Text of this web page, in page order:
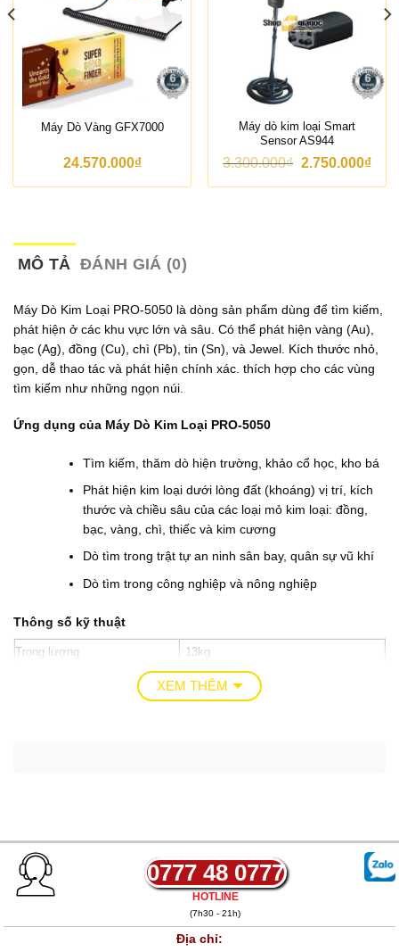
Máy Dò Vàng GFX7000
24.570.000₫
Máy dò kim loại Smart
Sensor AS944
3.300.000₫ G
á
.
3
0
0
0
2.750.000₫G
á
l
à
:
2
7
0
.
MÔ TẢ ĐÁNH GIÁ (0)
Máy Dò Kim Loại PRO-5050 là dòng sản phẩm dùng để tìm kiếm,
phát hiện ở các khu vực lớn và sâu. Có thể phát hiện vàng (Au),
bạc (Ag), đồng (Cu), chì (Pb), tin (Sn), và Jewel. Kích thước nhỏ,
gọn, dễ thao tác và phát hiện chính xác. thích hợp cho các vùng
tìm kiếm như những ngọn núi.
Ứng dụng của Máy Dò Kim Loại PRO-5050
Tìm kiếm, thăm dò hiện trường, khảo cổ học, kho bá
Phát hiện kim loại dưới lòng đất (khoáng) vị trí, kích
thước và chiều sâu của các loại mỏ kim loại: đồng,
bạc, vàng, chì, thiếc và kim cương
Dò tìm trong trật tự an ninh sân bay, quân sự vũ khí
Dò tìm trong công nghiệp và nông nghiệp
Thông số kỹ thuật
Trọng lượng 13kg
62 cm*43cm( w)*21cm( h)
tầm xa dò kim loại mặt đất
độ ẩm hoạt động: 0~95%( không ngưng tụ)
Phạm vi nhiệt độ: -40°C~85°C
Xem thêm các sản phẩm khác tại đây
XEM THÊM
0777 48 0777
HOTLINE
(7h30 - 21h)
Địa chỉ: